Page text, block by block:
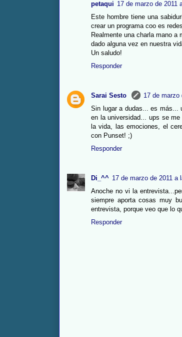
petaqui 17 de marzo de 2011
Este hombre tiene una
crear un programa coo es
Realmente una charla mano a
dado alguna vez en nuestra
Un saludo!
Responder
Sarai Sesto
17 de marzo
Sin lugar a dudas... es más...
en la universidad... ups se
la vida, las emociones, el
con Punset! ;)
Responder
Di_^^ 17 de marzo de 2011 a
Anoche no vi la
siempre aporta cosas muy
entrevista, porque veo que lo
Responder